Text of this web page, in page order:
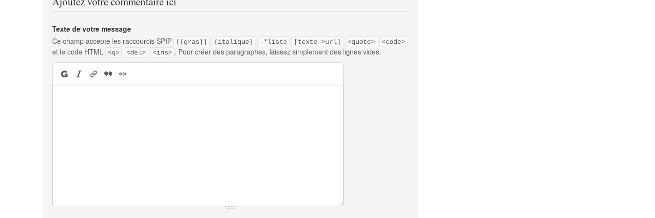
Texte de votre message
Ce champ accepte les raccourcis SPIP
{{gras}} {italique} -*liste [texte->url] <quote> <code>
et le code HTML <q> <del> <ins> . Pour créer des paragraphes, laissez simplement des lignes vides.